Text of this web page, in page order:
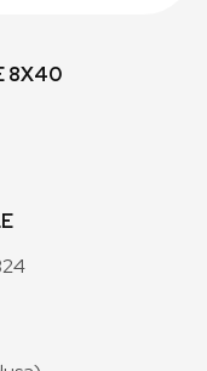
8X40